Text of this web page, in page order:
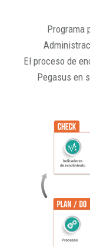
Programa
El proceso de
Pegasus en